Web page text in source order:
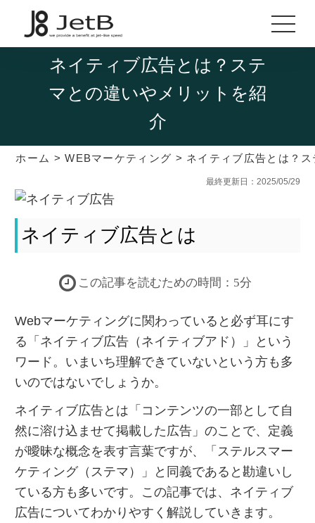
ネイティブ広告とは？ステ
マとの違いやメリットを紹
介
ホーム >WEBマーケティング > ネイティブ広告とは？
最終更新日：2025/05/29
ネイティブ広告とは
この記事を読むための時間：5分
Webマーケティングに関わっていると必ず耳にす
る「ネイティブ広告（ネイティブアド）」という
ワード。いまいち理解できていないという方も多
いのではないでしょうか。
ネイティブ広告とは「コンテンツの一部として自
然に溶け込ませて掲載した広告」のことで、定義
が曖昧な概念を表す言葉ですが、「ステルスマー
ケティング（ステマ）」と同義であると勘違いし
ている方も多いです。 この記事では、ネイティブ
広告についてわかりやすく解説していきます。